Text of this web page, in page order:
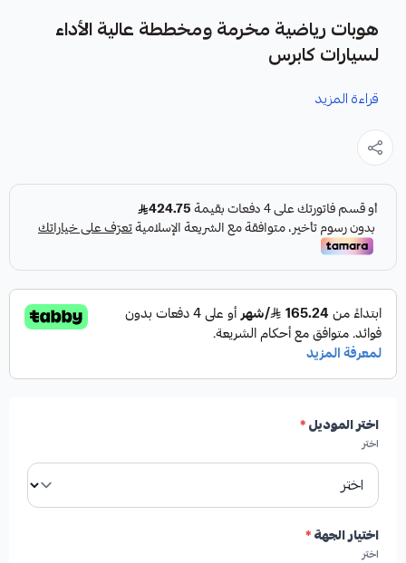
هوبات رياضية مخرمة ومخططة عالية الأداء
لسيارات كابرس
نوفر لك هوبات رياضية مخرمة ومخططة كقطعة غيار متينة وعالية
الجودة مصممة خصيصاً لتعزيز أداء نظام الفرامل في سيارات
كابرس.
المواصفات والمميزات:
النوع:هوبات فرامل رياضية مخرمة ومخططة.
بلد المنشأ:صناعة أمريكية.
قراءة المزيد
اختر الموديل*
اختر
اختيار الجهة*
اختر